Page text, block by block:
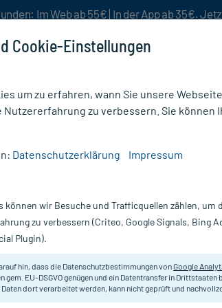
Im Web ab 55€ | In der App ab 35€.
Nur für kurze Zeit:Gratis-Versand* ab 19€
m, 1 St Extra feuchte
Darreichung:
Cookie-Einstellungen
um zu erfahren, wann Sie unsere
Nutzererfahrung zu verbessern. Sie
Datenschutzerklärung Impressum
können wir Besuche und Trafficquellen zählen, um
zu verbessern (Criteo, Google Signals, Bing
Plugin).
hin, dass die Datenschutzbestimmungen vonGoogle
gem. EU-DSGVO genügen und ein Datentransfer in
Daten dort verarbeitet werden, kann nicht geprüft und